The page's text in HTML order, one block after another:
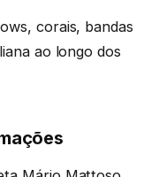
corais, bandas
ao longo dos